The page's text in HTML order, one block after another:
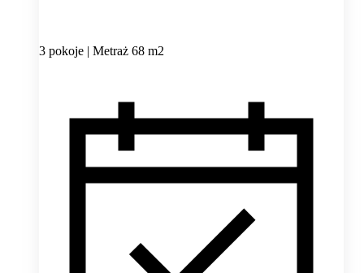
3 pokoje | Metraż 68 m2